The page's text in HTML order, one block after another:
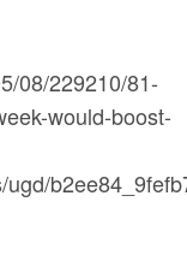
08/229210/81-
would-boost-